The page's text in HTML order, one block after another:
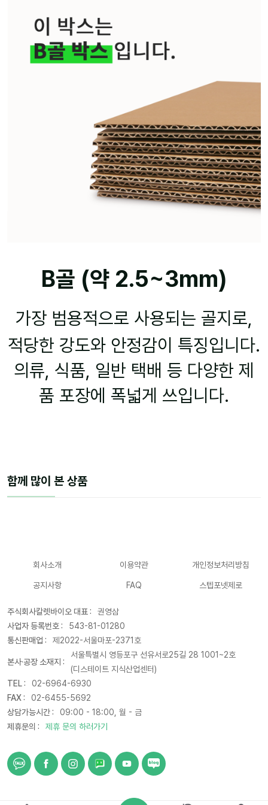
B골 (약 2.5~3mm)
가장 범용적으로 사용되는 골지로,
적당한 강도와 안정감이 특징입니다.
의류, 식품, 일반 택배 등 다양한 제
품 포장에 폭넓게 쓰입니다.
함께 많이 본 상품
회사소개 이용약관 개인정보처리방침
공지사항 FAQ 스텝포넷제로
주식회사칼렛바이오 대표 :
권영삼
사업자 등록번호 :
543-81-01280
통신판매업 :
제2022-서울마포-2371호
본사·공장 소재지 :
서울특별시 영등포구 선유서로25길 28 1001~2호
(디스테이트 지식산업센터)
TEL :
02-6964-6930
FAX :
02-6455-5692
상담가능시간 :
09:00 - 18:00, 월 - 금
제휴문의 :
제휴 문의 하러가기